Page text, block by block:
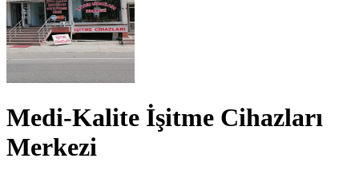
Medi-Kalite İşitme Cihazları
Merkezi